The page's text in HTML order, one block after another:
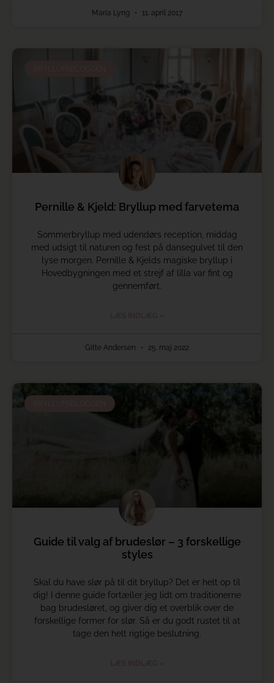
Maria Lyng 11. april 2017
Pernille & Kjeld: Bryllup med farvetema
Sommerbryllup med udendørs reception, middag
med udsigt til naturen og fest på dansegulvet til den
lyse morgen. Pernille & Kjelds magiske bryllup i
Hovedbygningen med et strejf af lilla var fint og
gennemført.
Gitte Andersen 25. maj 2022
Guide til valg af brudeslør – 3 forskellige
styles
Skal du have slør på til dit bryllup? Det er helt op til
dig! I denne guide fortæller jeg lidt om traditionerne
bag brudesløret, og giver dig et overblik over de
forskellige former for slør. Så er du godt rustet til at
tage den helt rigtige beslutning.